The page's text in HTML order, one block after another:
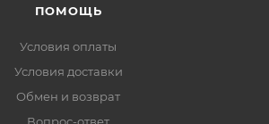
ПОМОЩЬ
Условия оплаты
Условия доставки
Обмен и возврат